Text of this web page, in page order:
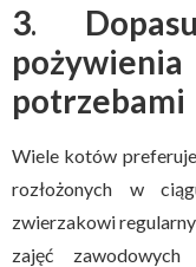
3.
potrzebami
Wiele kotów
rozłożonych w
zwierzakowi
zajęć